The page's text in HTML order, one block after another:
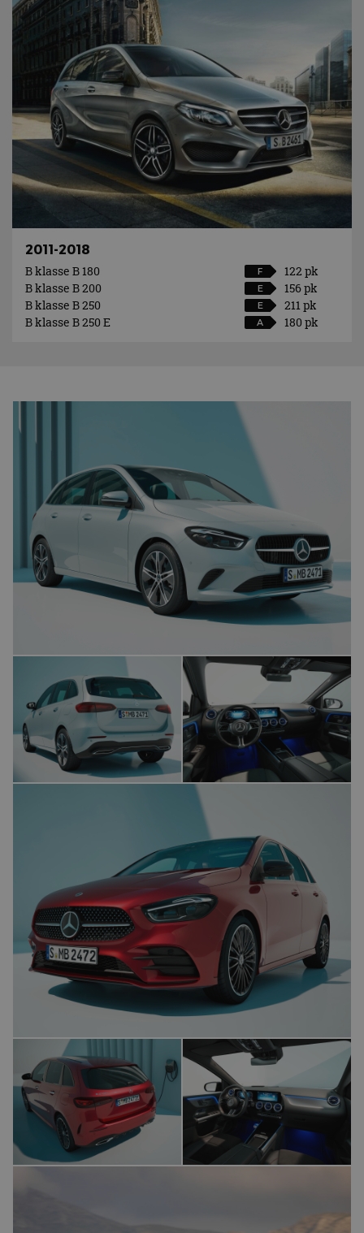
2011-2018
B klasse B 180
F
122 pk
B klasse B 200
E
156 pk
B klasse B 250
E
211 pk
B klasse B 250 E
A 180 pk